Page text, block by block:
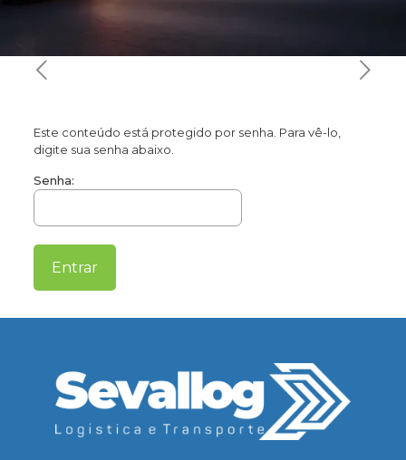
Este conteúdo está protegido por senha. Para vê-lo,
digite sua senha abaixo.
Senha: